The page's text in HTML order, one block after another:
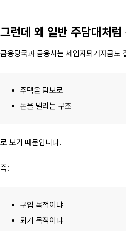
그런데 왜 일반 주담대처
금융당국과 금융사는 세입자퇴거자금도
주택을 담보로
돈을 빌리는 구조
로 보기 때문입니다.
즉:
구입 목적이냐
퇴거 목적이냐